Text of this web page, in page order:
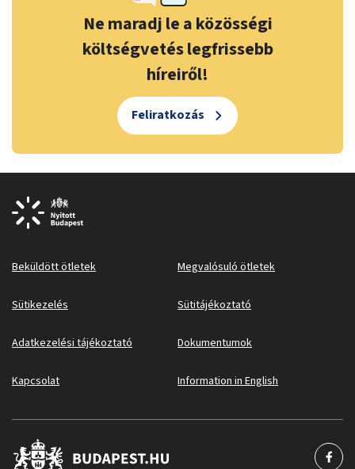
Ne maradj le a közösségi
költségvetés legfrissebb
híreiről!
Feliratkozás
Beküldött ötletek Megvalósuló ötletek
Sütikezelés Sütitájékoztató
Adatkezelési tájékoztató Dokumentumok
Kapcsolat Information in English